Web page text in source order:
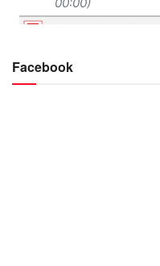
Facebook